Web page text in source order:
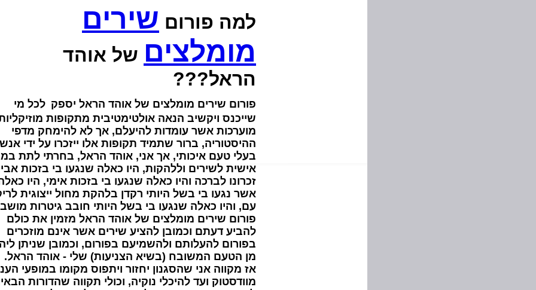
למה פורום שירים
מומלצים של אוהד
הראל???
פורום שירים מומלצים של אוהד הראל יספק לכל מי
שייכנס ויקשיב הנאה אולטימטיבית מתקופות
מוערכות אשר עומדות להיעלם, אך לא להימחק מדפי
ההיסטוריה, ברור שתמיד תקופות אלו ייזכרו על ידי
בעלי טעם איכותי, אך אני, אוהד הראל, בחרתי לתת
אישית לשירים וללהקות, היו כאלה שנגעו בי בזכות אבי
זכרונו לברכה והיו כאלה שנגעו בי בזכות אימי, היו
אשר נגעו בי בשל היותי רקדן בלהקת מחול ייצוגית
עם, והיו כאלה שנגעו בי בשל היותי חובב גיטרות
פורום שירים מומלצים של אוהד הראל מזמין את כולם
להביע דעתם וכמובן להציע שירים אשר אינם מוזכרים
בפורום להעלותם ולהשמיעם בפורום, וכמובן שניתן
מן הטעם המשובח (בשיא הצניעות) שלי - אוהד הראל.
אז מקווה אני שהסגנון יחזור ויתפוס מקומו במופעי
מוודסטוק ועד להיכלי נוקיה, וכולי תקווה שהדורות